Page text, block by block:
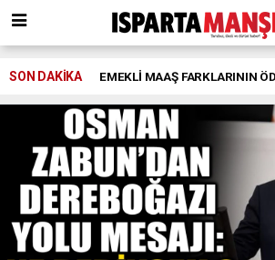
SON DAKİKA EMEKLİ MAAŞ FARKLARININ